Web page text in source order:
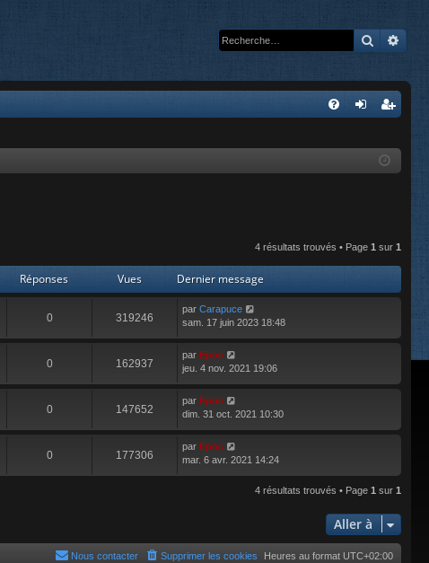
nr
r
4 résultats trouvés • Page 1 sur 1
Réponses Vues Dernier message
0 319246
par Carapuce
sam. 17 juin 2023 18:48
0 162937
par Epoc
jeu. 4 nov. 2021 19:06
0 147652
par Epoc
dim. 31 oct. 2021 10:30
0 177306
par Epoc
mar. 6 avr. 2021 14:24
4 résultats trouvés • Page 1 sur 1
Aller à
Heures au format UTC+02:00
Supprimer les cookies
Nous contacter